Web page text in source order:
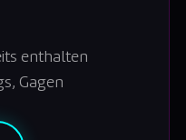
enthalten
Gagen